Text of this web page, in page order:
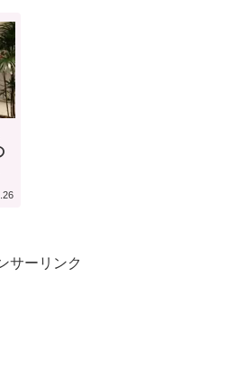
サーリンク